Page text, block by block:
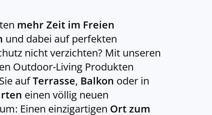
mehr Zeit im Freien
und dabei auf perfekten
nicht verzichten? Mit unseren
Outdoor-Living Produkten
aufTerrasse, Balkon oder in
einen völlig neuen
Einen einzigartigen Ort zum